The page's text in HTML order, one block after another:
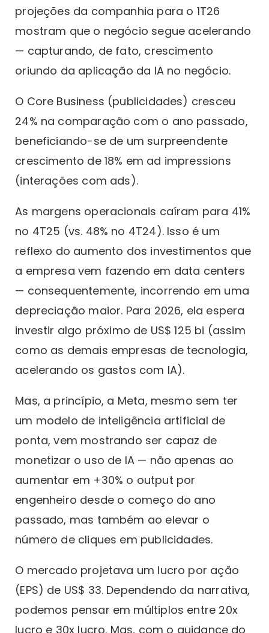
projeções da companhia para o 1T26
mostram que o negócio segue acelerando
— capturando, de fato, crescimento
oriundo da aplicação da IA no negócio.
O Core Business (publicidades) cresceu
24% na comparação com o ano passado,
beneficiando-se de um surpreendente
crescimento de 18% em ad impressions
(interações com ads).
As margens operacionais caíram para 41%
no 4T25 (vs. 48% no 4T24). Isso é um
reflexo do aumento dos investimentos que
a empresa vem fazendo em data centers
— consequentemente, incorrendo em uma
depreciação maior. Para 2026, ela espera
investir algo próximo de US$ 125 bi (assim
como as demais empresas de tecnologia,
acelerando os gastos com IA).
Mas, a princípio, a Meta, mesmo sem ter
um modelo de inteligência artificial de
ponta, vem mostrando ser capaz de
monetizar o uso de IA — não apenas ao
aumentar em +30% o output por
engenheiro desde o começo do ano
passado, mas também ao elevar o
número de cliques em publicidades.
O mercado projetava um lucro por ação
(EPS) de US$ 33. Dependendo da narrativa,
podemos pensar em múltiplos entre 20x
lucro e 30x lucro. Mas, com o guidance do